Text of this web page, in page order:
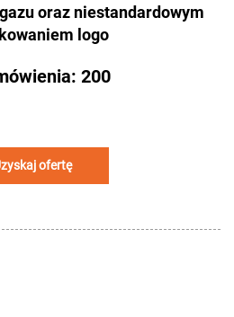
oraz niestandardowym
logo
200
ofertę